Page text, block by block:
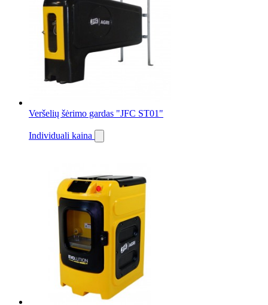
Veršelių šėrimo gardas "JFC ST01"
Individuali kaina